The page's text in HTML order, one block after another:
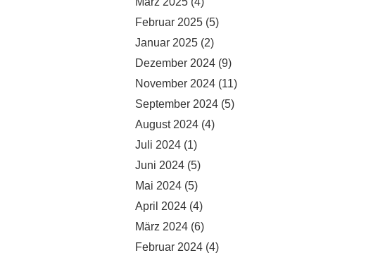
Februar 2025 (5)
Januar 2025 (2)
Dezember 2024 (9)
November 2024 (11)
September 2024 (5)
August 2024 (4)
Juli 2024 (1)
Juni 2024 (5)
Mai 2024 (5)
April 2024 (4)
März 2024 (6)
Februar 2024 (4)